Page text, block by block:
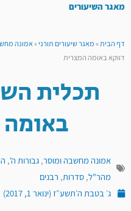
מאגר השיעורים
דף הבית»מאגר שיעורים תורני»אמונה
דווקא באומה המצרית
תכלית
אמונה מחשבה ומוסר, גבורות ה',
מהר"ל, סדרות, רבנים
ג׳ בטבת ה׳תשע״ז (ינואר 1, 2017)